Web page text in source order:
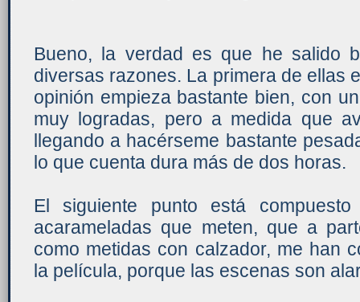
Bueno, la verdad es que he salido
diversas razones. La primera de ellas
opinión empieza bastante bien, con
muy logradas, pero a medida que
llegando a hacérseme bastante
lo que cuenta dura más de dos horas.
El siguiente punto está
acarameladas que meten, que a
como metidas con calzador, me han
la película, porque las escenas son